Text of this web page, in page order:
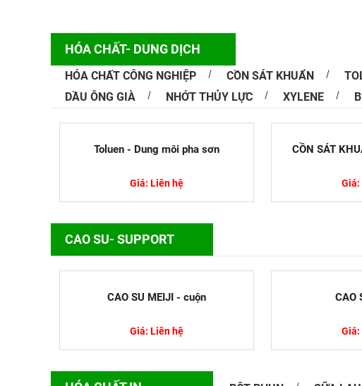
HÓA CHẤT- DUNG DỊCH
HÓA CHẤT CÔNG NGHIỆP CỒN SÁT KHUẨN
DẦU ÔNG GIÀ
NHỚT THỦY LỰC XYLENE
Toluen - Dung môi pha sơn
Giá: Liên hệ
CỒN SÁT
Giá:
CAO SU- SUPPORT
CAO SU MEIJI - cuộn
Giá: Liên hệ
CAO
Giá:
Nguyên nhân In
Trong quá trình in ấn
phú sản phẩm, kích